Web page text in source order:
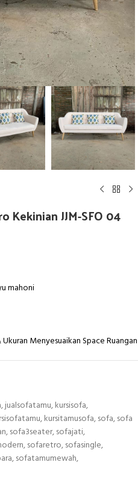
Kekinian JJM-SFO 04
mahoni
Menyesuaikan Space Ruangan
,jualsofatamu,kursisofa,
,kursitamusofa,sofa,sofa
,sofa3seater,sofajati,
,sofaretro,sofasingle,
,sofatamumewah,